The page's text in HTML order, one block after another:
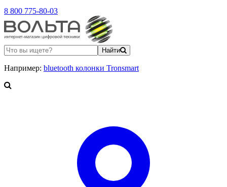
8 800 775-80-03
Найти
Например: bluetooth колонки Tronsmart